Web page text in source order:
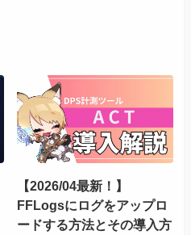
【2026/04最新！】
FFLogsにログをアップロ
ードする方法とその導入方